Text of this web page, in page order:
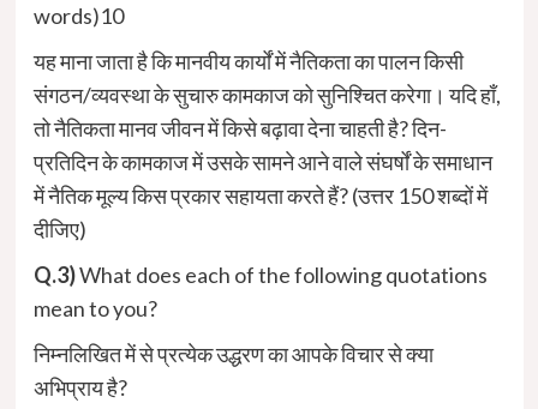
words)10
यह माना जाता है कि मानवीय कार्यों में नैतिकता का पालन किसी
संगठन/व्यवस्था के सुचारु कामकाज को सुनिश्चित करेगा। यदि हाँ,
तो नैतिकता मानव जीवन में किसे बढ़ावा देना चाहती है? दिन-
प्रतिदिन के कामकाज में उसके सामने आने वाले संघर्षों के समाधान
में नैतिक मूल्य किस प्रकार सहायता करते हैं? (उत्तर 150 शब्दों में
दीजिए)
Q.3)What does each of the following quotations
mean to you?
निम्नलिखित में से प्रत्येक उद्धरण का आपके विचार से क्या
अभिप्राय है?